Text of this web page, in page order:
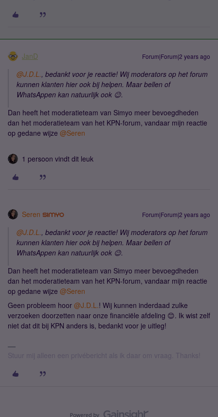
JanD Forum|Forum|2 years ago
@J.D.L., bedankt voor je reactie! Wij moderators op het forum
kunnen klanten hier ook bij helpen. Maar bellen of
WhatsAppen kan natuurlijk ook 😉.
Dan heeft het moderatieteam van Simyo meer bevoegdheden
dan het moderatieteam van het KPN-forum, vandaar mijn reactie
op gedane wijze @Seren
1 persoon vindt dit leuk
Seren Forum|Forum|2 years ago
@J.D.L., bedankt voor je reactie! Wij moderators op het forum
kunnen klanten hier ook bij helpen. Maar bellen of
WhatsAppen kan natuurlijk ook 😉.
Dan heeft het moderatieteam van Simyo meer bevoegdheden
dan het moderatieteam van het KPN-forum, vandaar mijn reactie
op gedane wijze @Seren
Geen probleem hoor @J.D.L.! Wij kunnen inderdaad zulke
verzoeken doorzetten naar onze financiële afdeling 😊. Ik wist zelf
niet dat dit bij KPN anders is, bedankt voor je uitleg!
Stuur mij alleen een privébericht als ik daar om vraag. Thanks!